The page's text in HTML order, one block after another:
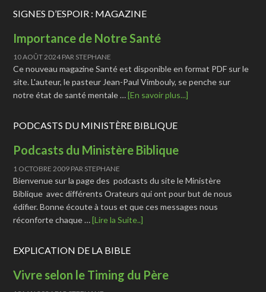
SIGNES D’ESPOIR : MAGAZINE
Importance de Notre Santé
10 AOÛT 2024PAR STEPHANE
Ce nouveau magazine Santé est disponible en format PDF sur le
site. L'auteur, le pasteur Jean-Paul Vimbouly, se penche sur
notre état de santé mentale …[En savoir plus...]
PODCASTS DU MINISTÈRE BIBLIQUE
Podcasts du Ministère Biblique
1 OCTOBRE 2009 PAR STEPHANE
Bienvenue sur la page des podcasts du site le Ministère
Biblique avec différents Orateurs qui ont pour but de nous
édifier. Bonne écoute à tous et que ces messages nous
réconforte chaque …[Lire la Suite..]
EXPLICATION DE LA BIBLE
Vivre selon le Timing du Père